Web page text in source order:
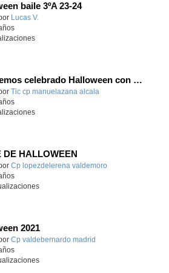
baile 3ºA 23-24
educativo.
Lucas V.
Hoy hemos celebrado Halloween con una gran variedad de actividades para todos los alumnos y alumnas
Tic cp manuelazana alcala
DE HALLOWEEN
educativo.
Cp lopezdelerena valdemoro-
2021
educativo.
Cp valdebernardo madrid